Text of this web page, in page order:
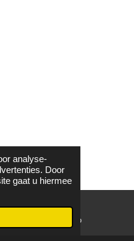
analyse-
Door
gaat u hiermee
WhatsApp